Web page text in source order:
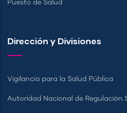
Puesto de Salud
Dirección y Divisiones
Vigilancia para la Salud Pública
Autoridad Nacional de Regulación